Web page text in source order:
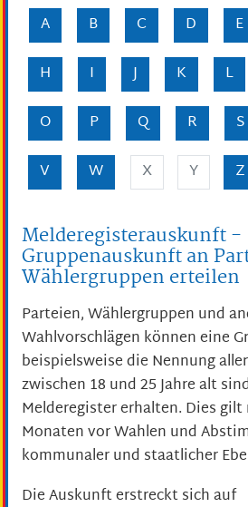
A B C D E
H
I J K L
O
P Q R S
V
W X Y Z
Melderegisterauskunft -
Gruppenauskunft an
Wählergruppen erteilen
Parteien, Wählergruppen und
Wahlvorschlägen können eine
beispielsweise die Nennung
zwischen 18 und 25 Jahre alt
Melderegister erhalten. Dies gilt
Monaten vor Wahlen und
kommunaler und staatlicher
Die Auskunft erstreckt sich auf